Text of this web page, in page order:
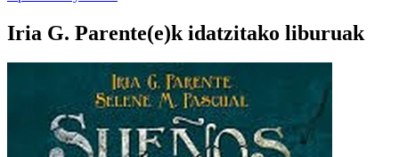
Iria G. Parente(e)k idatzitako liburuak